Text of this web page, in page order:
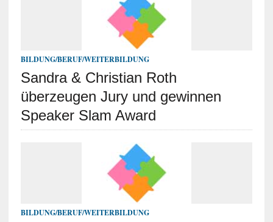
BILDUNG/BERUF/WEITERBILDUNG
Sandra & Christian Roth
überzeugen Jury und gewinnen
Speaker Slam Award
BILDUNG/BERUF/WEITERBILDUNG